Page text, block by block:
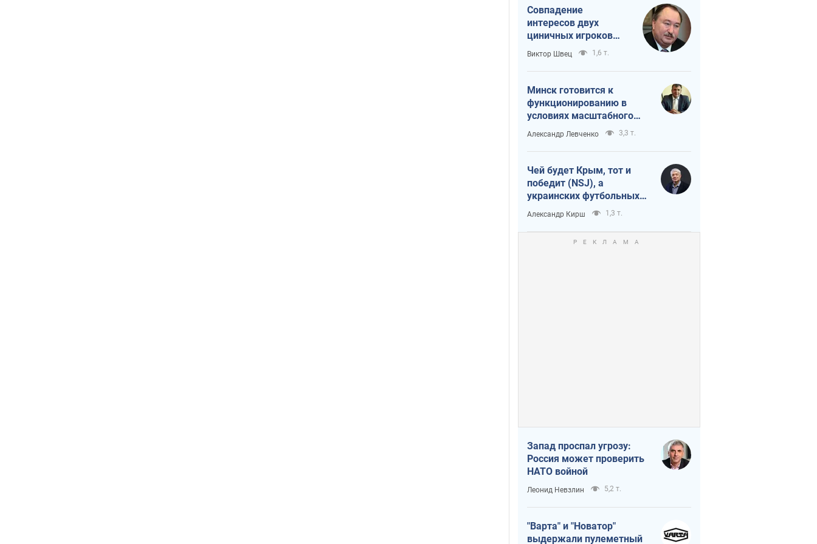
Совпадение
интересов двух
циничных игроков
или тайный план
Трампа и Путина?
Виктор Швец 1,6 т.
Минск готовится к
функционированию в
условиях масштабного
военного кризиса
Александр Левченко 3,3 т.
Чей будет Крым, тот и
победит (NSJ), а
украинских футбольных
чиновников могут
назвать убийцами
Александр Кирш 1,3 т.
Запад проспал угрозу:
Россия может проверить
НАТО войной
Леонид Невзлин 5,2 т.
"Варта" и "Новатор"
выдержали пулеметный